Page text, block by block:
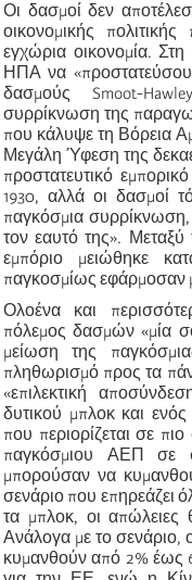
Οι δασμοί δεν
οικονομικής
εγχώρια οικονομία.
ΗΠΑ να
δασμούς Smoot-
συρρίκνωση της
που κάλυψε τη Βόρεια
Μεγάλη Ύφεση της
προστατευτικό
1930, αλλά οι δασμοί
παγκόσμια
τον εαυτό της». Μεταξύ
εμπόριο μειώθηκε
παγκοσμίως εφάρμοσαν
Ολοένα και
πόλεμος δασμών «μία
μείωση της
πληθωρισμό προς τα
«επιλεκτική
δυτικού μπλοκ και ενός
που περιορίζεται σε
παγκόσμιου ΑΕΠ σε
μπορούσαν να
σενάριο που επηρεάζει
τα μπλοκ, οι
Ανάλογα με το
κυμανθούν από 2% έως